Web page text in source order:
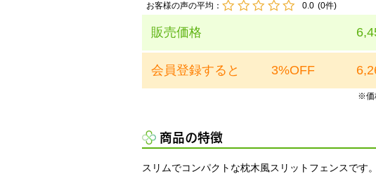
お客様の声の平均： 0.0 (0件)
販売価格
会員登録すると 3%OFF
※価
商品の特徴
スリムでコンパクトな枕木風スリットフェンスです。